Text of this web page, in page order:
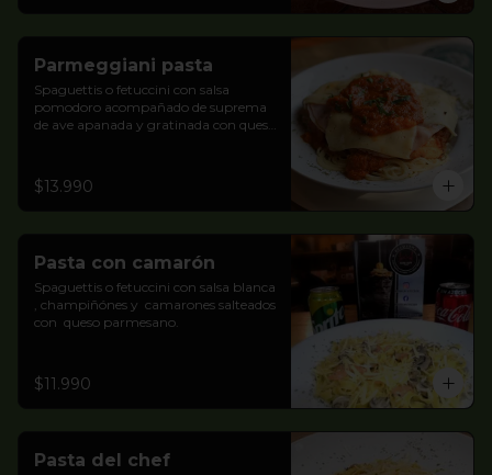
Parmeggiani pasta
Spaguettis o fetuccini con salsa
pomodoro acompañado de suprema
de ave apanada y gratinada con queso
$13.990
Pasta con camarón
Spaguettis o fetuccini con salsa blanca
, champiñónes y  camarones salteados
con  queso parmesano.
$11.990
Pasta del chef